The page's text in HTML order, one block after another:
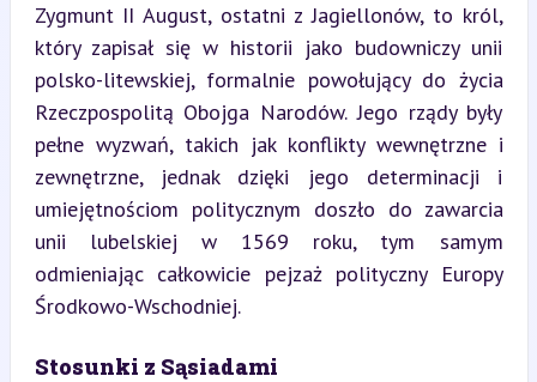
Zygmunt II August, ostatni z Jagiellonów, to król,
który zapisał się w historii jako budowniczy unii
polsko-litewskiej, formalnie powołujący do życia
Rzeczpospolitą Obojga Narodów. Jego rządy były
pełne wyzwań, takich jak konflikty wewnętrzne i
zewnętrzne, jednak dzięki jego determinacji i
umiejętnościom politycznym doszło do zawarcia
unii lubelskiej w 1569 roku, tym samym
odmieniając całkowicie pejzaż polityczny Europy
Środkowo-Wschodniej.
Stosunki z Sąsiadami